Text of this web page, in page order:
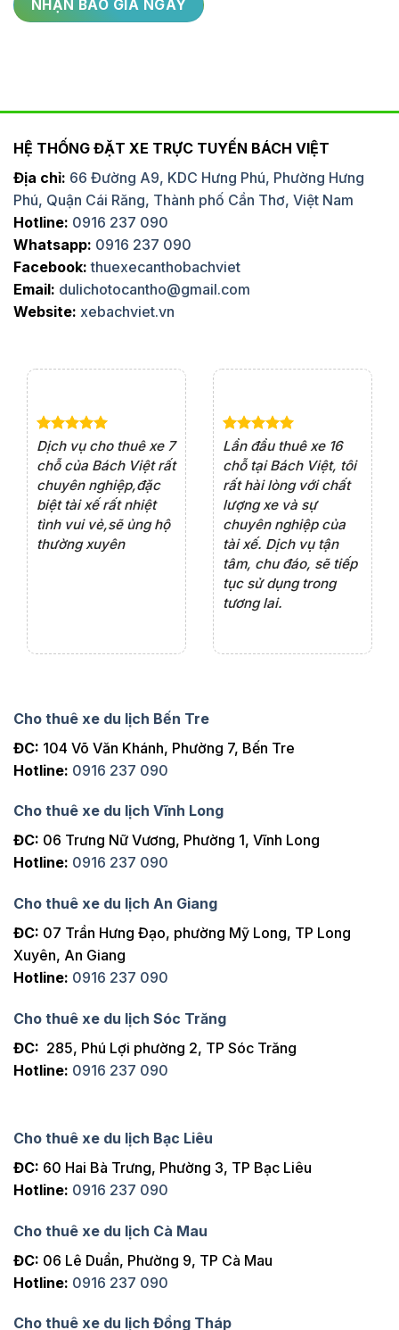
HỆ THỐNG ĐẶT XE TRỰC TUYẾN BÁCH VIỆT
Địa chỉ: 66 Đường A9, KDC Hưng Phú, Phường Hưng
Phú, Quận Cái Răng, Thành phố Cần Thơ, Việt Nam
Hotline: 0916 237 090
Whatsapp: 0916 237 090
Facebook: thuexecanthobachviet
Email: dulichotocantho@gmail.com
Website: xebachviet.vn
Dịch vụ cho thuê xe 7
chỗ của Bách Việt rất
chuyên nghiệp,đặc
biệt tài xế rất nhiệt
tình vui vẻ,sẽ ủng hộ
thường xuyên
Lần đầu thuê xe 16
chỗ tại Bách Việt, tôi
rất hài lòng với chất
lượng xe và sự
chuyên nghiệp của
tài xế. Dịch vụ tận
tâm, chu đáo, sẽ tiếp
tục sử dụng trong
tương lai.
Cho thuê xe du lịch Bến Tre
ĐC: 104 Võ Văn Khánh, Phường 7, Bến Tre
Hotline: 0916 237 090
Cho thuê xe du lịch Vĩnh Long
ĐC: 06 Trưng Nữ Vương, Phường 1, Vĩnh Long
Hotline: 0916 237 090
Cho thuê xe du lịch An Giang
ĐC: 07 Trần Hưng Đạo, phường Mỹ Long, TP Long
Xuyên, An Giang
Hotline: 0916 237 090
Cho thuê xe du lịch Sóc Trăng
ĐC: 285, Phú Lợi phường 2, TP Sóc Trăng
Hotline: 0916 237 090
Cho thuê xe du lịch Bạc Liêu
ĐC: 60 Hai Bà Trưng, Phường 3, TP Bạc Liêu
Hotline: 0916 237 090
Cho thuê xe du lịch Cà Mau
ĐC: 06 Lê Duẩn, Phường 9, TP Cà Mau
Hotline: 0916 237 090
Cho thuê xe du lịch Đồng Tháp